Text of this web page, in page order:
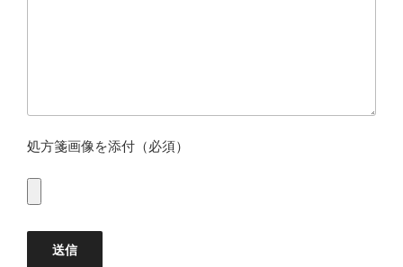
処方箋画像を添付（必須）